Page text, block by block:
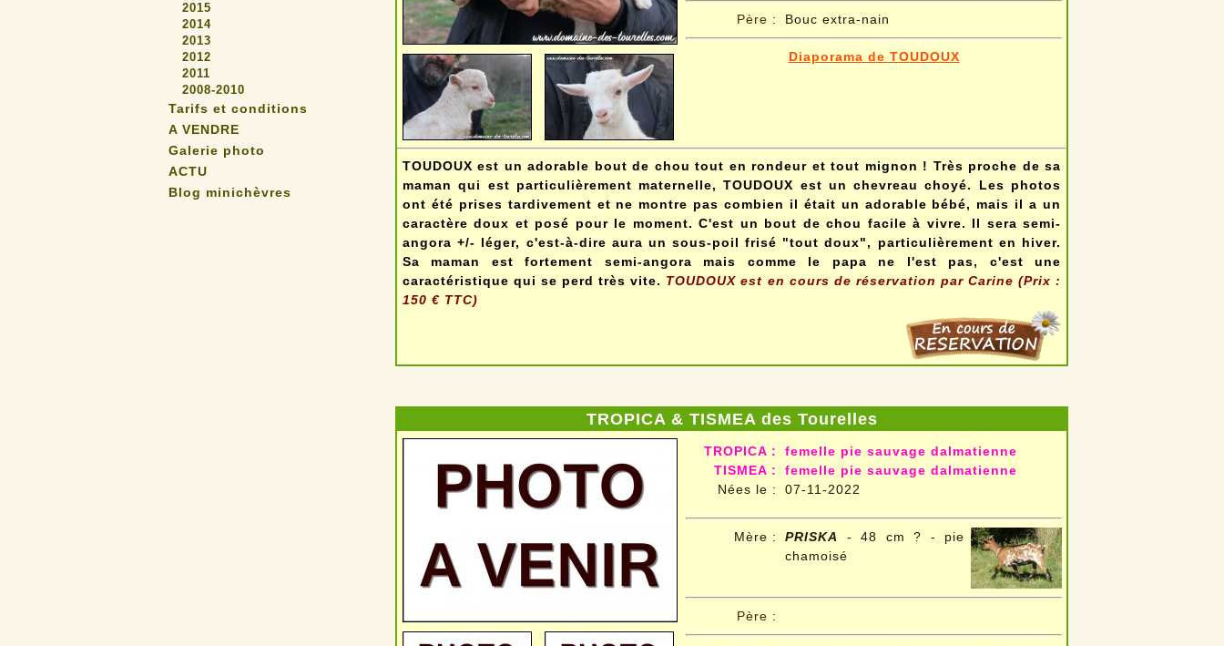
2015
2014
2013
2012
2011
2008-2010
Tarifs et conditions
A VENDRE
Galerie photo
ACTU
Blog minichèvres
Père : Bouc extra-nain
Diaporama de TOUDOUX
TOUDOUX est un adorable bout de chou tout en rondeur et tout mignon ! Très proche de sa
maman qui est particulièrement maternelle, TOUDOUX est un chevreau choyé. Les photos
ont été prises tardivement et ne montre pas combien il était un adorable bébé, mais il a un
caractère doux et posé pour le moment. C'est un bout de chou facile à vivre. Il sera semi-
angora +/- léger, c'est-à-dire aura un sous-poil frisé "tout doux", particulièrement en hiver.
Sa maman est fortement semi-angora mais comme le papa ne l'est pas, c'est une
caractéristique qui se perd très vite. TOUDOUX est en cours de réservation par Carine (Prix :
150 € TTC)
TROPICA & TISMEA des Tourelles
TROPICA :
TISMEA :
Nées le :
femelle pie sauvage dalmatienne
femelle pie sauvage dalmatienne
07-11-2022
Mère : PRISKA
- 48 cm ? - pie
chamoisé
Père :